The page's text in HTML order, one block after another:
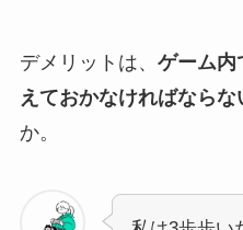
デメリットは、 ゲーム内
えておかなければならな
か。